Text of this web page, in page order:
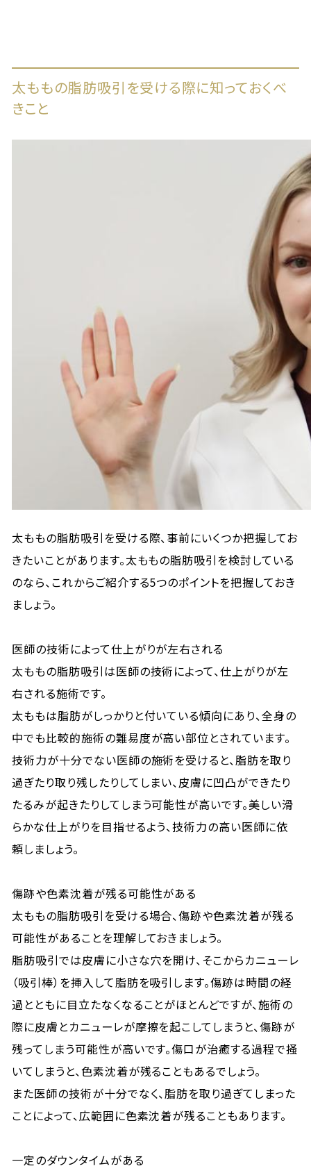
太ももの脂肪吸引を受ける際に知っておくべ
きこと
太ももの脂肪吸引を受ける際、事前にいくつか把握してお
きたいことがあります。太ももの脂肪吸引を検討している
のなら、これからご紹介する5つのポイントを把握しておき
ましょう。
医師の技術によって仕上がりが左右される
太ももの脂肪吸引は医師の技術によって、仕上がりが左
右される施術です。
太ももは脂肪がしっかりと付いている傾向にあり、全身の
中でも比較的施術の難易度が高い部位とされています。
技術力が十分でない医師の施術を受けると、脂肪を取り
過ぎたり取り残したりしてしまい、皮膚に凹凸ができたり
たるみが起きたりしてしまう可能性が高いです。美しい滑
らかな仕上がりを目指せるよう、技術力の高い医師に依
頼しましょう。
傷跡や色素沈着が残る可能性がある
太ももの脂肪吸引を受ける場合、傷跡や色素沈着が残る
可能性があることを理解しておきましょう。
脂肪吸引では皮膚に小さな穴を開け、そこからカニューレ
（吸引棒）を挿入して脂肪を吸引します。傷跡は時間の経
過とともに目立たなくなることがほとんどですが、施術の
際に皮膚とカニューレが摩擦を起こしてしまうと、傷跡が
残ってしまう可能性が高いです。傷口が治癒する過程で掻
いてしまうと、色素沈着が残ることもあるでしょう。
また医師の技術が十分でなく、脂肪を取り過ぎてしまった
ことによって、広範囲に色素沈着が残ることもあります。
一定のダウンタイムがある